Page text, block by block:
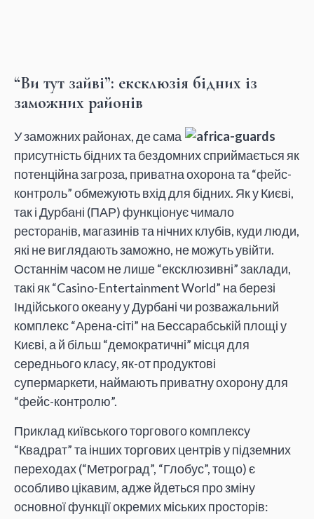
“Ви тут зайві”: ексклюзія бідних із
заможних районів
У заможних районах, де сама
присутність бідних та бездомних сприймається як
потенційна загроза, приватна охорона та “фейс-
контроль” обмежують вхід для бідних. Як у Києві,
так і Дурбані (ПАР) функціонує чимало
ресторанів, магазинів та нічних клубів, куди люди,
які не виглядають заможно, не можуть увійти.
Останнім часом не лише “ексклюзивні” заклади,
такі як “Casino-Entertainment World” на березі
Індійського океану у Дурбані чи розважальний
комплекс “Арена-сіті” на Бессарабській площі у
Києві, а й більш “демократичні” місця для
середнього класу, як-от продуктові
супермаркети, наймають приватну охорону для
“фейс-контролю”.
Приклад київського торгового комплексу
“Квадрат” та інших торгових центрів у підземних
переходах (“Метроград”, “Глобус”, тощо) є
особливо цікавим, адже йдеться про зміну
основної функції окремих міських просторів: